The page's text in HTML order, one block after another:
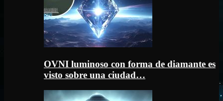
OVNI luminoso con forma de diamante es
visto sobre una ciudad…